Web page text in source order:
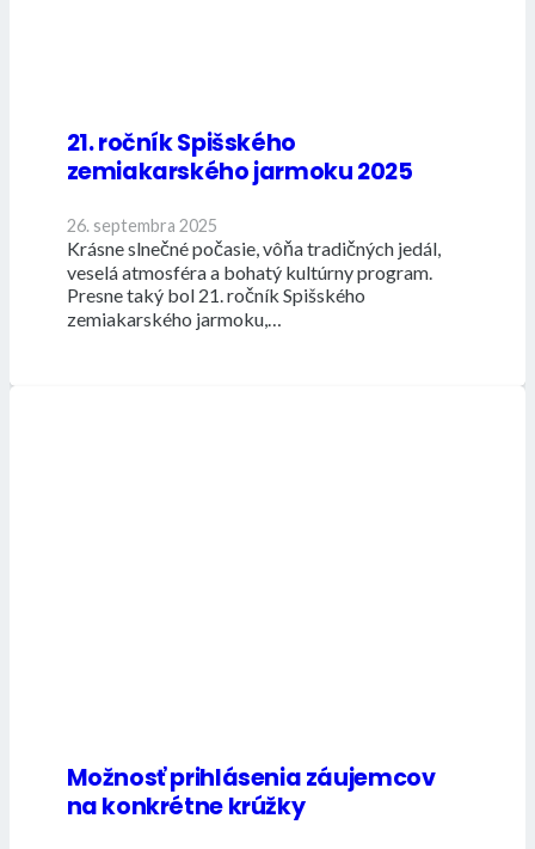
21. ročník Spišského
zemiakarského jarmoku 2025
26. septembra 2025
Krásne slnečné počasie, vôňa tradičných jedál,
veselá atmosféra a bohatý kultúrny program.
Presne taký bol 21. ročník Spišského
zemiakarského jarmoku,…
Možnosť prihlásenia záujemcov
na konkrétne krúžky